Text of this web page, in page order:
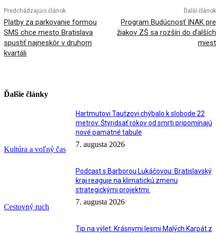
Predchádzajúci článok
Platby za parkovanie formou
SMS chce mesto Bratislava
spustiť najneskôr v druhom
kvartáli
Ďalší článok
Program Budúcnosť INAK pre
žiakov ZŠ sa rozšíri do ďalších
miest
Ďalšie články
Kultúra a voľný čas
Hartmutovi Tautzovi chýbalo k slobode 22
metrov. Štyridsať rokov od smrti pripomínajú
nové pamätné tabule
7. augusta 2026
Cestovný ruch
Podcast s Barborou Lukáčovou: Bratislavský
kraj reaguje na klimatickú zmenu
strategickými projektmi.
7. augusta 2026
Tip na výlet: Krásnymi lesmi Malých Karpát z